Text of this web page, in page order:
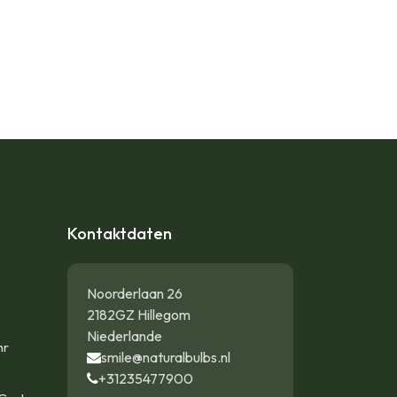
Kontaktdaten
Noorderlaan 26
2182GZ Hillegom
Niederlande
smile@naturalbulbs.nl
+31235477900